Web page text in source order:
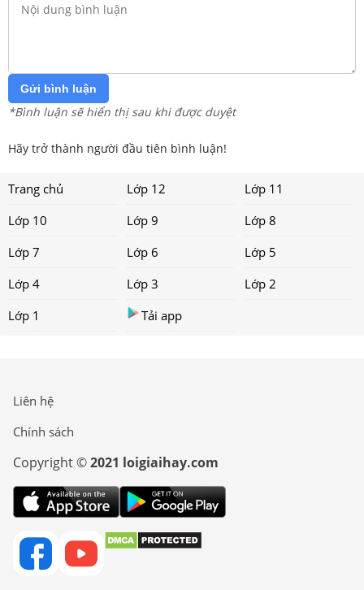
Gửi bình luận
*Bình luận sẽ hiển thị sau khi được duyệt
Hãy trở thành người đầu tiên bình luận!
Trang chủ Lớp 12
Lớp 11
Lớp 10
Lớp 9
Lớp 8
Lớp 7
Lớp 6
Lớp 5
Lớp 4
Lớp 3
Lớp 2
Lớp 1
Tải app
Liên hệ
Chính sách
Copyright ©2021 loigiaihay.com